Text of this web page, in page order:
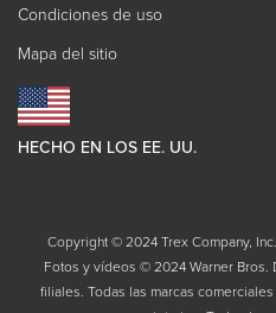
Condiciones de uso
Mapa del sitio
HECHO EN LOS EE. UU.
Copyright © 2024 Trex Company,
Fotos y vídeos © 2024 Warner Bros.
filiales. Todas las marcas